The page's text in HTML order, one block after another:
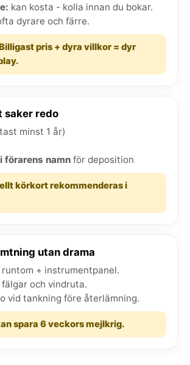
kan kosta - kolla innan du bokar.
dyrare och färre.
pris + dyra villkor = dyr
saker redo
minst 1 år)
förarens namn för deposition
körkort rekommenderas i
utan drama
runtom + instrumentpanel.
fälgar och vindruta.
vid tankning före återlämning.
spara 6 veckors mejlkrig.